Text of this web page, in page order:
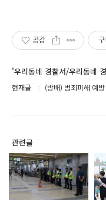
공감 구
'우리동네 경찰서/우리동네
현재글 (방배) 범죄피해 예
관련글